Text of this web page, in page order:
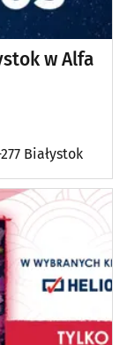
w Alfa
Białystok